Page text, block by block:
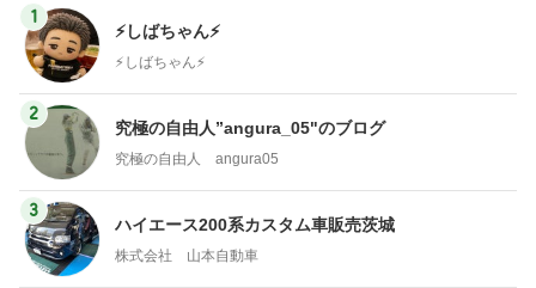
1
⚡️しばちゃん⚡
⚡️しばちゃん⚡️
2
究極の自由人”angura_05"のブログ
究極の自由人 angura05
3
ハイエース200系カスタム車販売茨城
株式会社 山本自動車